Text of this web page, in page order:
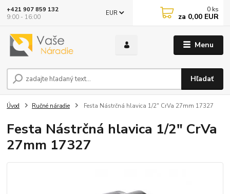
Menu
EUR
Hľadať
+421 907 859 132
9:00 - 16:00
0 ks
za 0,00 EUR
Úvod Ručné náradie Festa Nástrčná hlavica 1/2" CrVa 27mm 17327
Festa Nástrčná hlavica 1/2" CrVa
27mm 17327